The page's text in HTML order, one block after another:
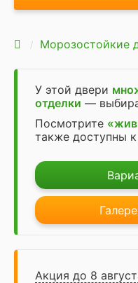
Морозостойкие
У этой двери
отделки —
Посмотрите
также доступны к
Акция до 8